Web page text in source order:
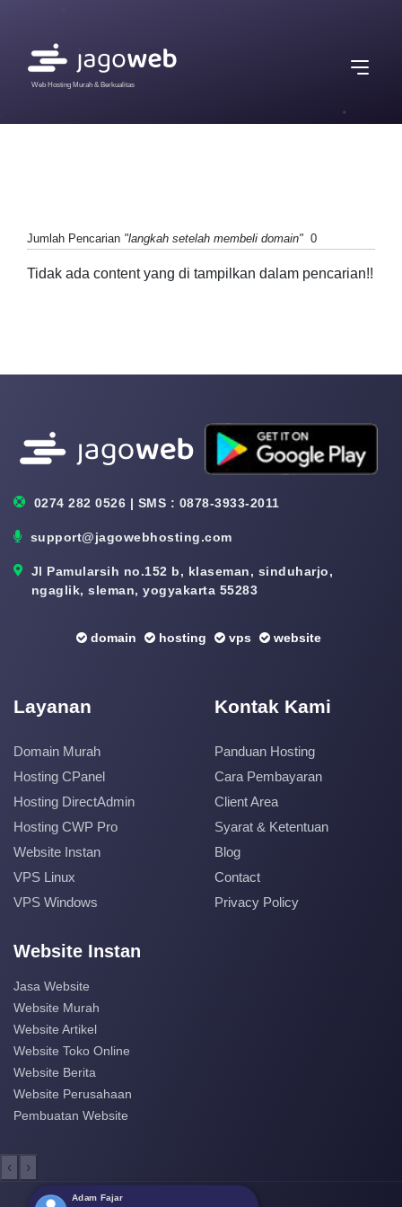
Web Hosting Murah & Berkualitas
Jumlah Pencarian "langkah setelah membeli domain" 0
Tidak ada content yang di tampilkan dalam pencarian!!
0274 282 0526 | SMS : 0878-3933-2011
support@jagowebhosting.com
Jl Pamularsih no.152 b, klaseman, sinduharjo,
ngaglik, sleman, yogyakarta 55283
domain hosting vps website
Layanan
Domain Murah
Hosting CPanel
Hosting DirectAdmin
Hosting CWP Pro
Website Instan
VPS Linux
VPS Windows
Kontak Kami
Panduan Hosting
Cara Pembayaran
Client Area
Syarat & Ketentuan
Blog
Contact
Privacy Policy
Website Instan
Jasa Website
Website Murah
Website Artikel
Website Toko Online
Website Berita
Website Perusahaan
Pembuatan Website
‹ ›
Adam Fajar